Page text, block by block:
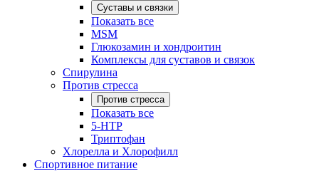
Суставы и связки
Показать все
MSM
Глюкозамин и хондроитин
Комплексы для суставов и связок
Спирулина
Против стресса
Против стресса
Показать все
5-HTP
Триптофан
Хлорелла и Хлорофилл
Спортивное питание